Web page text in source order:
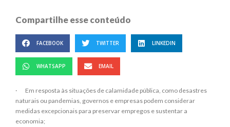
Compartilhe esse conteúdo
FACEBOOK TWITTER LINKEDIN
WHATSAPP EMAIL
· Em resposta às situações de calamidade pública, como desastres
naturais ou pandemias, governos e empresas podem considerar
medidas excepcionais para preservar empregos e sustentar a
economia;